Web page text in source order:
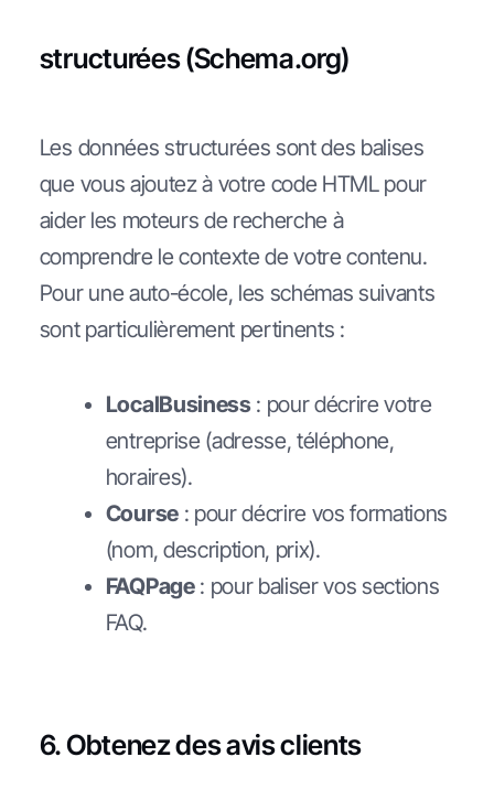
structurées (Schema.org)
Les données structurées sont des balises
que vous ajoutez à votre code HTML pour
aider les moteurs de recherche à
comprendre le contexte de votre contenu.
Pour une auto-école, les schémas suivants
sont particulièrement pertinents :
LocalBusiness: pour décrire votre
entreprise (adresse, téléphone,
horaires).
Course: pour décrire vos formations
(nom, description, prix).
FAQPage: pour baliser vos sections
FAQ.
6. Obtenez des avis clients